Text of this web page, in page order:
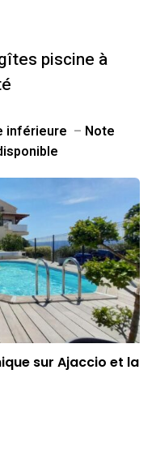
piscine à
inférieure – Note
sur Ajaccio et la